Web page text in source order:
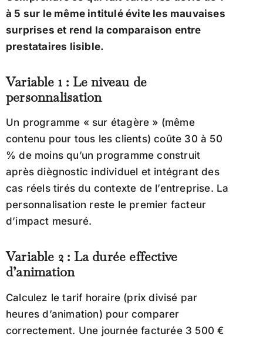
à 5 sur le même intitulé évite les mauvaises
surprises et rend la comparaison entre
prestataires lisible.
Variable 1 : Le niveau de
personnalisation
Un programme « sur étagère » (même
contenu pour tous les clients) coûte 30 à 50
% de moins qu’un programme construit
après diègnostic individuel et intégrant des
cas réels tirés du contexte de l’entreprise. La
personnalisation reste le premier facteur
d’impact mesuré.
Variable 2 : La durée effective
d’animation
Calculez le tarif horaire (prix divisé par
heures d’animation) pour comparer
correctement. Une journée facturée 3 500 €